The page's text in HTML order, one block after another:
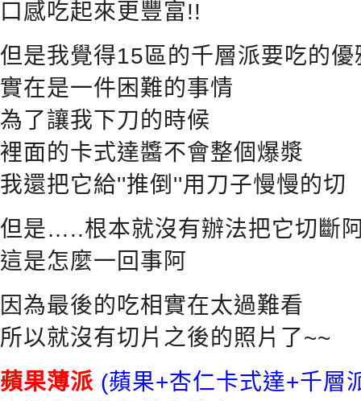
口感吃起來更豐富!!
但是我覺得15區的千層派要吃的優
實在是一件困難的事情
為了讓我下刀的時候
裡面的卡式達醬不會整個爆漿
我還把它給''推倒''用刀子慢慢的切
但是…..根本就沒有辦法把它切斷
這是怎麼一回事阿
因為最後的吃相實在太過難看
所以就沒有切片之後的照片了~~
蘋果薄派(蘋果+杏仁卡式達+千層